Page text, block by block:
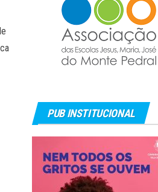
PUB INSTITUCIONAL